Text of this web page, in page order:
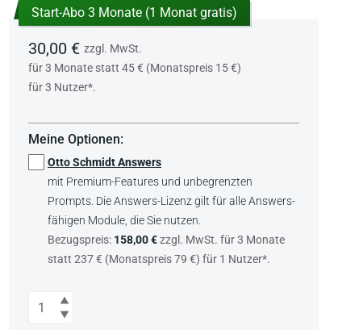
Start-Abo 3 Monate (1 Monat gratis)
30,00 € zzgl. MwSt.
für 3 Monate statt 45 € (Monatspreis 15 €)
für 3 Nutzer*.
Meine Optionen:
Otto Schmidt Answers
mit Premium-Features und unbegrenzten
Prompts. Die Answers-Lizenz gilt für alle Answers-
fähigen Module, die Sie nutzen.
Bezugspreis: 158,00 €zzgl. MwSt. für 3 Monate
statt 237 € (Monatspreis 79 €) für 1 Nutzer*.
Anzahl